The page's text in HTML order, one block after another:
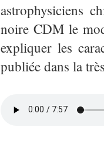
astrophysiciens
noire CDM le
expliquer les
publiée dans la